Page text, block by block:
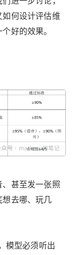
何设计评估维
好的效果。
甚至发一张照
去哪、玩几
模型必须听出